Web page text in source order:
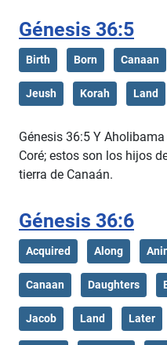
Génesis 36:5
Birth Born Canaan
Jeush Korah Land
Génesis 36:5 Y
Coré; estos son los hijos
tierra de Canaán.
Génesis 36:6
Acquired Along
Canaan Daughters
Jacob Land Later